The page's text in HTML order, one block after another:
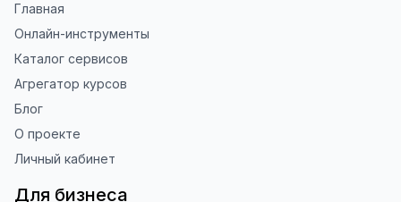
Главная
Онлайн-инструменты
Каталог сервисов
Агрегатор курсов
Блог
О проекте
Личный кабинет
Для бизнеса